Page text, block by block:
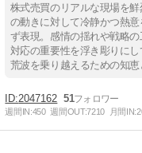
株式売買のリアルな現場を
の動きに対して冷静かつ熱
ず表現。感情の揺れや戦略
対応の重要性を浮き彫りに
荒波を乗り越えるための知恵
2047162 51
週間IN:450 週間OUT:7210 月間IN: